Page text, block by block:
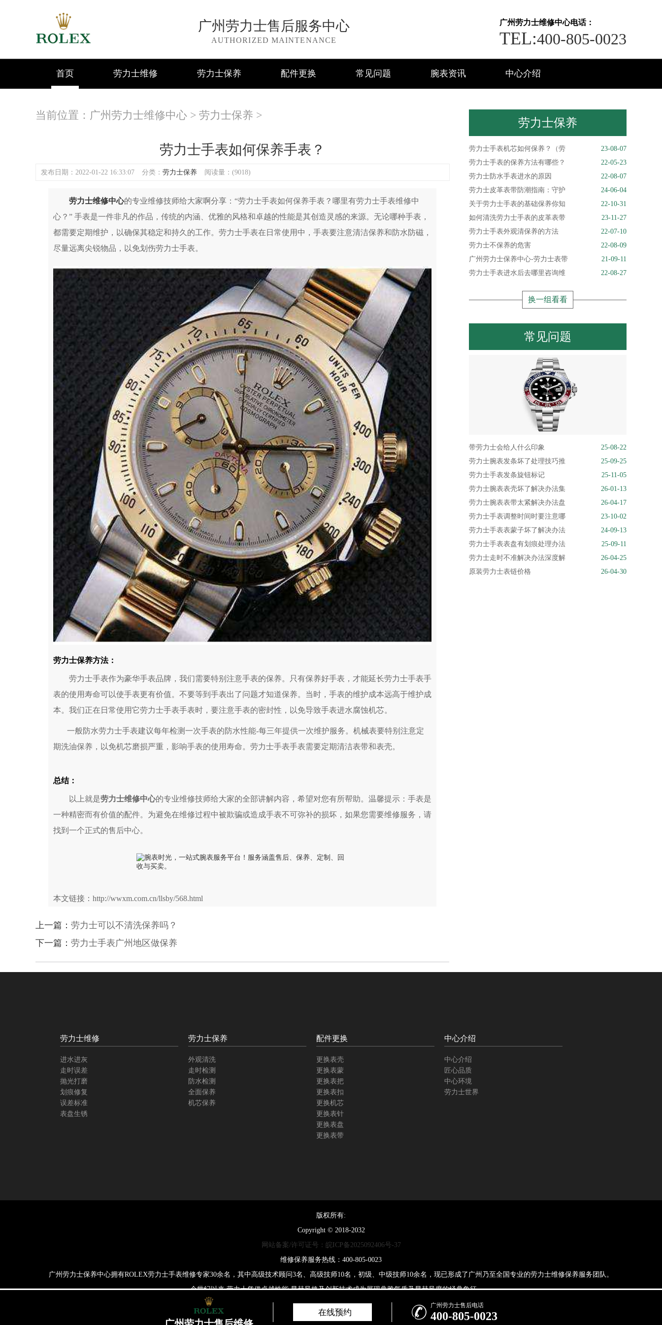
广州劳力士售后服务中心
AUTHORIZED MAINTENANCE
广州劳力士维修中心电话：
TEL:400-805-0023
首页 劳力士维修 劳力士保养 配件更换 常见问题 腕表资讯 中心介绍
当前位置： 广州劳力士维修中心 > 劳力士保养 >
劳力士手表如何保养手表？
发布日期：2022-01-22 16:33:07 分类： 劳力士保养 阅读量：(9018)
劳力士维修中心的专业维修技师给大家啊分享：“劳力士手表如何保养手表？哪里有劳力士手表维修中
心？” 手表是一件非凡的作品，传统的内涵、优雅的风格和卓越的性能是其创造灵感的来源。无论哪种手表，
都需要定期维护，以确保其稳定和持久的工作。劳力士手表在日常使用中，手表要注意清洁保养和防水防磁，
尽量远离尖锐物品，以免划伤劳力士手表。
劳力士保养方法：
劳力士手表作为豪华手表品牌，我们需要特别注意手表的保养。只有保养好手表，才能延长劳力士手表手
表的使用寿命可以使手表更有价值。不要等到手表出了问题才知道保养。当时，手表的维护成本远高于维护成
本。我们正在日常使用它劳力士手表手表时，要注意手表的密封性，以免导致手表进水腐蚀机芯。
一般防水劳力士手表建议每年检测一次手表的防水性能-每三年提供一次维护服务。机械表要特别注意定
期洗油保养，以免机芯磨损严重，影响手表的使用寿命。劳力士手表手表需要定期清洁表带和表壳。
总结：
以上就是劳力士维修中心的专业维修技师给大家的全部讲解内容，希望对您有所帮助。温馨提示：手表是
一种精密而有价值的配件。为避免在维修过程中被欺骗或造成手表不可弥补的损坏，如果您需要维修服务，请
找到一个正式的售后中心。
本文链接：http://wwxm.com.cn/llsby/568.html
上一篇： 劳力士可以不清洗保养吗？
下一篇： 劳力士手表广州地区做保养
劳力士保养
劳力士手表机芯如何保养？（劳
23-08-07
劳力士手表的保养方法有哪些？
22-05-23
劳力士防水手表进水的原因
22-08-07
劳力士皮革表带防潮指南：守护
24-06-04
关于劳力士手表的基础保养你知
22-10-31
如何清洗劳力士手表的皮革表带
23-11-27
劳力士手表外观清保养的方法
22-07-10
劳力士不保养的危害
22-08-09
广州劳力士保养中心-劳力士表带
21-09-11
劳力士手表进水后去哪里咨询维
22-08-27
换一组看看
常见问题
带劳力士会给人什么印象
25-08-22
劳力士腕表发条坏了处理技巧推
25-09-25
劳力士手表发条旋钮标记
25-11-05
劳力士腕表表壳坏了解决办法集
26-01-13
劳力士腕表表带太紧解决办法盘
26-04-17
劳力士手表调整时间时要注意哪
23-10-02
劳力士手表表蒙子坏了解决办法
24-09-13
劳力士手表表盘有划痕处理办法
25-09-11
劳力士走时不准解决办法深度解
26-04-25
原装劳力士表链价格
26-04-30
劳力士维修
进水进灰
走时误差
抛光打磨
划痕修复
误差标准
表盘生锈
劳力士保养
外观清洗
走时检测
防水检测
全面保养
机芯保养
配件更换
更换表壳
更换表蒙
更换表把
更换表扣
更换机芯
更换表针
更换表盘
更换表带
中心介绍
中心介绍
匠心品质
中心环境
劳力士世界
版权所有:
Copyright © 2018-2032
网站备案/许可证号：皖ICP备2025092406号-37
维修保养服务热线：400-805-0023
广州劳力士保养中心拥有ROLEX劳力士手表维修专家30余名，其中高级技术顾问3名、高级技师10名，初级、中级技师10余名，现已形成了广州乃至全国专业的劳力士维修保养服务团队。
一个世纪以来,劳力士凭借卓越性能,显赫风格及创新技术成为展现典雅气质及显赫风度的经典象征.
如权利人或知情人士发现本站内容存在事实错误或涉及版权、名誉权等侵权问题，请通过邮箱：2557628530@qq.com 与我们联系，我们将在收到通知后立即依法处理。当前页面信息更新时间：2026-06-21T17:58:12+08:00
在线预约  广州劳力士售后电话
400-805-0023